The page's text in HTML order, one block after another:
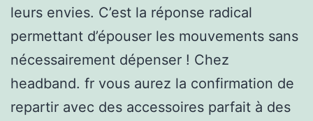
leurs envies. C’est la réponse radical
permettant d’épouser les mouvements sans
nécessairement dépenser ! Chez
headband. fr vous aurez la confirmation de
repartir avec des accessoires parfait à des